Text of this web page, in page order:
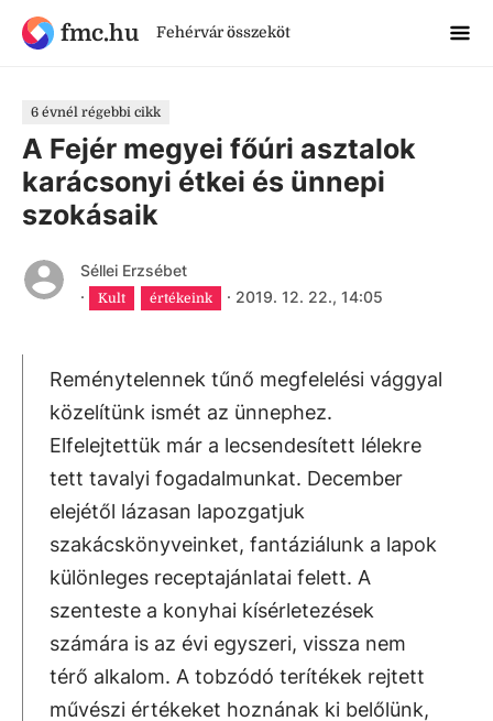
fmc.hu Fehérvár összeköt
6 évnél régebbi cikk
A Fejér megyei főúri asztalok
karácsonyi étkei és ünnepi
szokásaik
Séllei Erzsébet
·
Kult értékeink · 2019. 12. 22., 14:05
Reménytelennek tűnő megfelelési vággyal
közelítünk ismét az ünnephez.
Elfelejtettük már a lecsendesített lélekre
tett tavalyi fogadalmunkat. December
elejétől lázasan lapozgatjuk
szakácskönyveinket, fantáziálunk a lapok
különleges receptajánlatai felett. A
szenteste a konyhai kísérletezések
számára is az évi egyszeri, vissza nem
térő alkalom. A tobzódó terítékek rejtett
művészi értékeket hoznának ki belőlünk,